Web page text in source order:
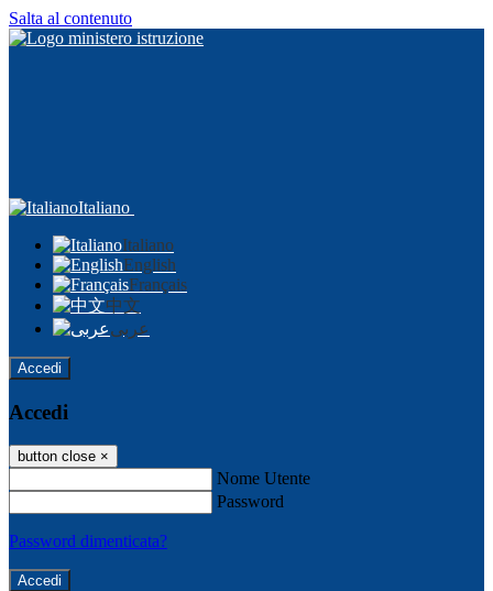
Salta al contenuto
Italiano
Italiano
English
Français
中文
عربى
Accedi
Accedi
button close ×
Nome Utente
Password
Password dimenticata?